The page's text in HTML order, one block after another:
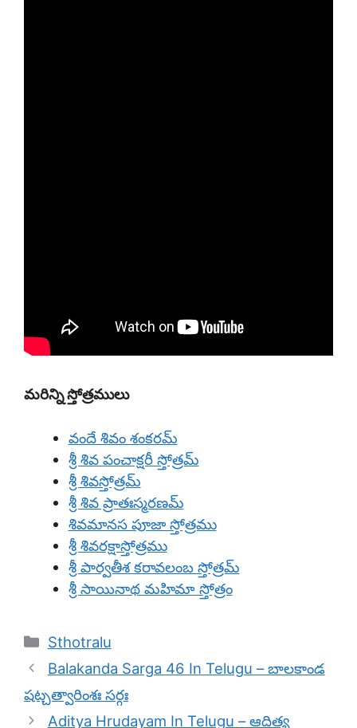
మరిన్ని స్తోత్రములు
వందే శివం శంకరమ్
శ్రీ శివ పంచాక్షరీ స్తోత్రమ్
శ్రీ శివస్తోత్రమ్
శ్రీ శివ ప్రాతఃస్మరణమ్
శివమానస పూజా స్తోత్రము
శ్రీ శివరక్షాస్తోత్రము
శ్రీ పార్వతీశ కరావలంబ స్తోత్రమ్
శ్రీ సాయినాథ మహిమా స్తోత్రం
Categories
Sthotralu
Balakanda Sarga 46 In Telugu – బాలకాండ
షట్చత్వారింశః సర్గః
Aditya Hrudayam In Telugu – ఆదిత్య